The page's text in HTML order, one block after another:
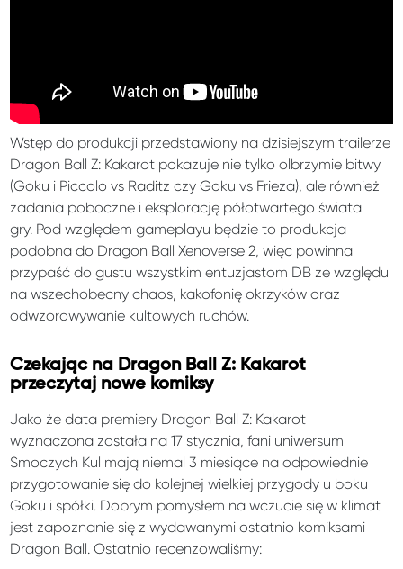
Wstęp do produkcji przedstawiony na dzisiejszym trailerze
Dragon Ball Z: Kakarot pokazuje nie tylko olbrzymie bitwy
(Goku i Piccolo vs Raditz czy Goku vs Frieza), ale również
zadania poboczne i eksplorację półotwartego świata
gry. Pod względem gameplayu będzie to produkcja
podobna do Dragon Ball Xenoverse 2, więc powinna
przypaść do gustu wszystkim entuzjastom DB ze względu
na wszechobecny chaos, kakofonię okrzyków oraz
odwzorowywanie kultowych ruchów.
Czekając na Dragon Ball Z: Kakarot
przeczytaj nowe komiksy
Jako że data premiery Dragon Ball Z: Kakarot
wyznaczona została na 17 stycznia, fani uniwersum
Smoczych Kul mają niemal 3 miesiące na odpowiednie
przygotowanie się do kolejnej wielkiej przygody u boku
Goku i spółki. Dobrym pomysłem na wczucie się w klimat
jest zapoznanie się z wydawanymi ostatnio komiksami
Dragon Ball. Ostatnio recenzowaliśmy: